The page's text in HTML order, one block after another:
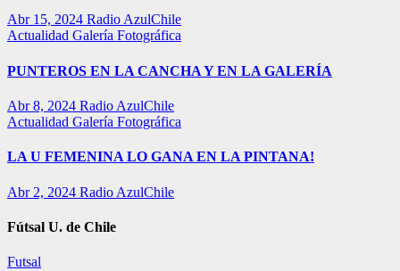
Abr 15, 2024 Radio AzulChile
Actualidad Galería Fotográfica
PUNTEROS EN LA CANCHA Y EN LA GALERÍA
Abr 8, 2024 Radio AzulChile
Actualidad Galería Fotográfica
LA U FEMENINA LO GANA EN LA PINTANA!
Abr 2, 2024 Radio AzulChile
Fútsal U. de Chile
Futsal